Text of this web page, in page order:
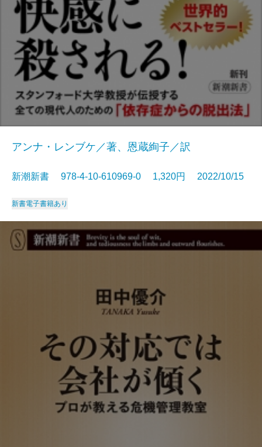
アンナ・レンブケ／著、恩蔵絢子／訳
新潮新書 978-4-10-610969-0 1,320円 2022/10/15
新書電子書籍あり